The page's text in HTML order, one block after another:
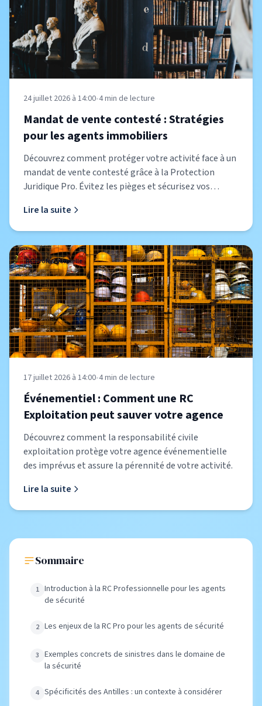
24 juillet 2026 à 14:00•4min de lecture
Mandat de vente contesté : Stratégies
pour les agents immobiliers
Découvrez comment protéger votre activité face à un
mandat de vente contesté grâce à la Protection
Juridique Pro. Évitez les pièges et sécurisez vos
Lire la suite
RC Professionnelle
17 juillet 2026 à 14:00•4min de lecture
Événementiel : Comment une RC
Exploitation peut sauver votre agence
Découvrez comment la responsabilité civile
exploitation protège votre agence événementielle
des imprévus et assure la pérennité de votre activité.
Lire la suite
Sommaire
Introduction à la RC Professionnelle pour les agents
de sécurité
Les enjeux de la RC Pro pour les agents de sécurité
Exemples concrets de sinistres dans le domaine de
la sécurité
Spécificités des Antilles : un contexte à considérer